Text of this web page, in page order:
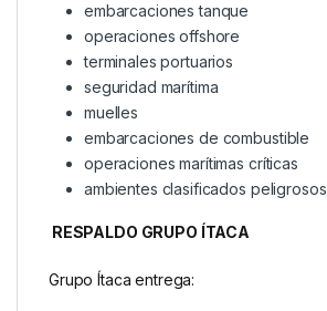
embarcaciones tanque
operaciones offshore
terminales portuarios
seguridad marítima
muelles
embarcaciones de combustible
operaciones marítimas críticas
ambientes clasificados peligrosos
RESPALDO GRUPO ÍTACA
Grupo Ítaca entrega: